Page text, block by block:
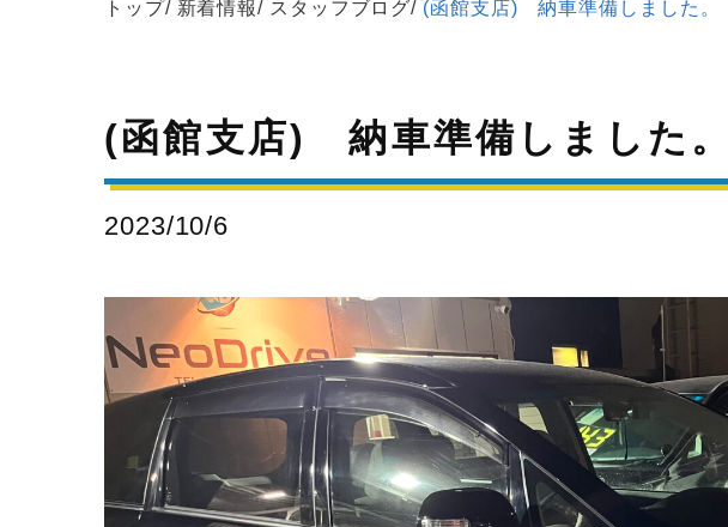
トップ 新着情報 スタッフブログ (函館支店) 納車準備しました。
(函館支店) 納車準備しました。
2023/10/6